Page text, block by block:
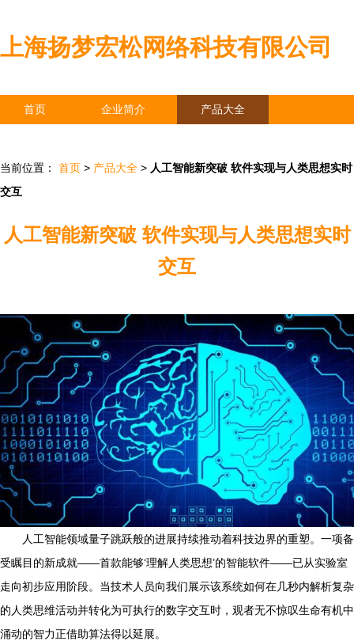
上海扬梦宏松网络科技有限公司
首页 企业简介 产品大全
当前位置： 首页 > 产品大全 > 人工智能新突破 软件实现与人类思想实时
交互
人工智能新突破 软件实现与人类思想实时
交互
人工智能领域量子跳跃般的进展持续推动着科技边界的重塑。一项备
受瞩目的新成就——首款能够‘理解人类思想’的智能软件——已从实验室
走向初步应用阶段。当技术人员向我们展示该系统如何在几秒内解析复杂
的人类思维活动并转化为可执行的数字交互时，观者无不惊叹生命有机中
涌动的智力正借助算法得以延展。